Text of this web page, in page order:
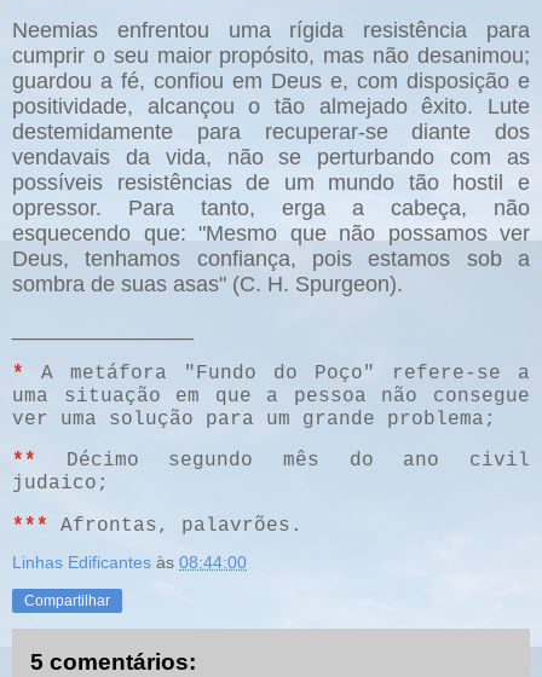
Neemias enfrentou uma rígida resistência para
cumprir o seu maior propósito, mas não desanimou;
guardou a fé, confiou em Deus e, com disposição e
positividade, alcançou o tão almejado êxito. Lute
destemidamente para recuperar-se diante dos
vendavais da vida, não se perturbando com as
possíveis resistências de um mundo tão hostil e
opressor. Para tanto, erga a cabeça, não
esquecendo que: "Mesmo que não possamos ver
Deus, tenhamos confiança, pois estamos sob a
sombra de suas asas" (C. H. Spurgeon).
*
A metáfora "Fundo do Poço" refere-se a
uma situação em que a pessoa não consegue
ver uma solução para um grande problema;
**
Décimo segundo mês do ano civil
judaico;
***
Afrontas, palavrões.
Linhas Edificantes às 08:44:00
Compartilhar
5 comentários: